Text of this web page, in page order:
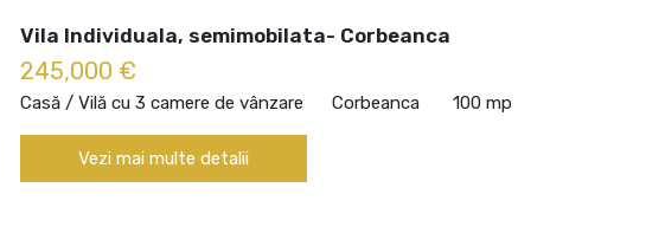
Vila Individuala, semimobilata- Corbeanca
245,000 €
Casă / Vilă cu 3 camere de vânzare Corbeanca 100 mp
Vezi mai multe detalii